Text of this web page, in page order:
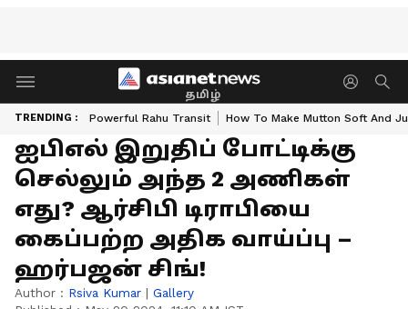
தமிழ்
TRENDING : Powerful Rahu Transit How To Make Mutton Soft And
ஐபிஎல் இறுதிப் போட்டிக்கு
செல்லும் அந்த 2 அணிகள்
எது? ஆர்சிபி டிராபியை
கைப்பற்ற அதிக வாய்ப்பு –
ஹர்பஜன் சிங்!
Author : Rsiva Kumar | Gallery